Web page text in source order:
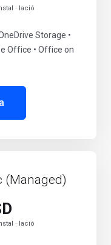
· lació
Storage •
Office • Office on
(Managed)
· lació